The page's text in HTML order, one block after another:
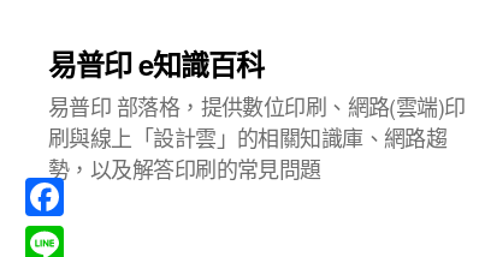
易普印 e知識百科
易普印 部落格，提供數位印刷、網路(雲端)印
刷與線上「設計雲」的相關知識庫、網路趨
勢，以及解答印刷的常見問題
F